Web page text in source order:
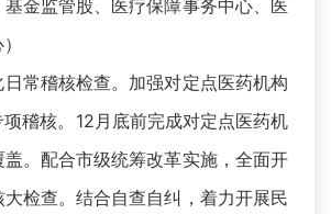
金监管股、医疗保障事务中心、医
日常稽核检查。加强对定点医药机构
稽核。12月底前完成对定点医药机
。配合市级统筹改革实施，全面开
检查。结合自查自纠，着力开展民